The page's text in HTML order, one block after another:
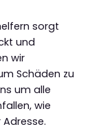
sorgt
und
wir
Schäden zu
um alle
wie